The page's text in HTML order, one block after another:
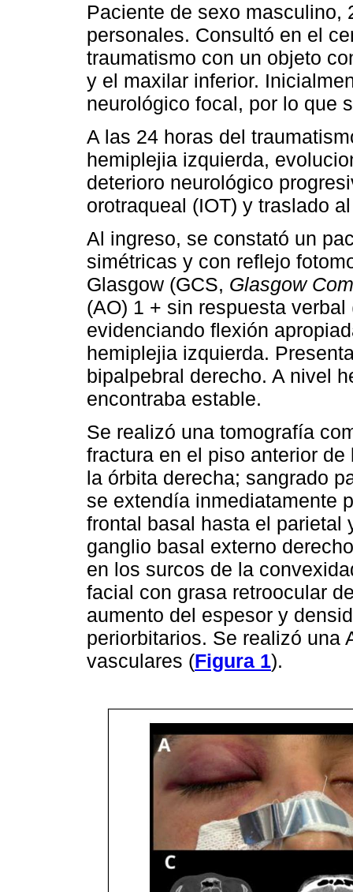
Paciente de sexo masculino,
personales. Consultó en el
traumatismo con un objeto
y el maxilar inferior.
neurológico focal, por lo que
A las 24 horas del
hemiplejia izquierda,
deterioro neurológico
orotraqueal (IOT) y traslado
Al ingreso, se constató un
simétricas y con reflejo
Glasgow (GCS, Glasgow
(AO) 1 + sin respuesta
evidenciando flexión
hemiplejia izquierda.
bipalpebral derecho. A nivel
encontraba estable.
Se realizó una tomografía
fractura en el piso anterior
la órbita derecha; sangrado
se extendía inmediatamente
frontal basal hasta el parietal
ganglio basal externo
en los surcos de la
facial con grasa retroocular
aumento del espesor y
periorbitarios. Se realizó una
vasculares (Figura 1).